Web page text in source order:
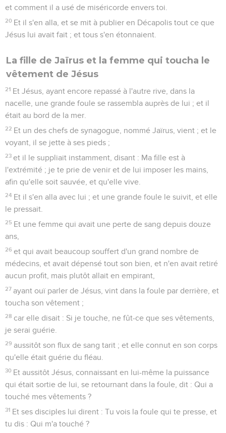
et comment il a usé de miséricorde envers toi.
20 Et il s'en alla, et se mit à publier en Décapolis tout ce que
Jésus lui avait fait ; et tous s'en étonnaient.
La fille de Jaïrus et la femme qui toucha le
vêtement de Jésus
21 Et Jésus, ayant encore repassé à l'autre rive, dans la
nacelle, une grande foule se rassembla auprès de lui ; et il
était au bord de la mer.
22 Et un des chefs de synagogue, nommé Jaïrus, vient ; et le
voyant, il se jette à ses pieds ;
23 et il le suppliait instamment, disant : Ma fille est à
l'extrémité ; je te prie de venir et de lui imposer les mains,
afin qu'elle soit sauvée, et qu'elle vive.
24 Et il s'en alla avec lui ; et une grande foule le suivit, et elle
le pressait.
25 Et une femme qui avait une perte de sang depuis douze
ans,
26 et qui avait beaucoup souffert d'un grand nombre de
médecins, et avait dépensé tout son bien, et n'en avait retiré
aucun profit, mais plutôt allait en empirant,
27 ayant ouï parler de Jésus, vint dans la foule par derrière, et
toucha son vêtement ;
28 car elle disait : Si je touche, ne fût-ce que ses vêtements,
je serai guérie.
29 aussitôt son flux de sang tarit ; et elle connut en son corps
qu'elle était guérie du fléau.
30 Et aussitôt Jésus, connaissant en lui-même la puissance
qui était sortie de lui, se retournant dans la foule, dit : Qui a
touché mes vêtements ?
31 Et ses disciples lui dirent : Tu vois la foule qui te presse, et
tu dis : Qui m'a touché ?